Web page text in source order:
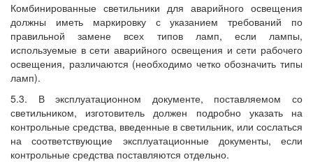
Комбинированные светильники для аварийного освещения
должны иметь маркировку с указанием требований по
правильной замене всех типов ламп, если лампы,
используемые в сети аварийного освещения и сети рабочего
освещения, различаются (необходимо четко обозначить типы
ламп).
5.3. В эксплуатационном документе, поставляемом со
светильником, изготовитель должен подробно указать на
контрольные средства, введенные в светильник, или сослаться
на соответствующие эксплуатационные документы, если
контрольные средства поставляются отдельно.